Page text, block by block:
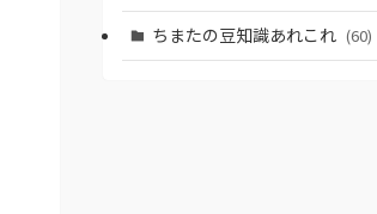
ちまたの豆知識あれこれ (60)